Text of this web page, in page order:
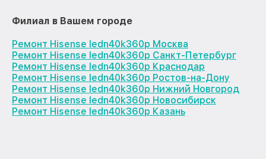
Филиал в Вашем городе
Ремонт Hisense ledn40k360p Москва
Ремонт Hisense ledn40k360p Санкт-Петербург
Ремонт Hisense ledn40k360p Краснодар
Ремонт Hisense ledn40k360p Ростов-на-Дону
Ремонт Hisense ledn40k360p Нижний Новгород
Ремонт Hisense ledn40k360p Новосибирск
Ремонт Hisense ledn40k360p Казань